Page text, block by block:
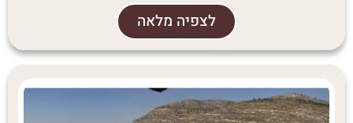
לצפיה מלאה